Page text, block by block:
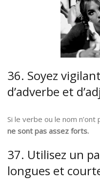
36. Soyez
d’adverbe et
Si le verbe ou le nom
ne sont pas assez forts.
37. Utilisez un
longues et